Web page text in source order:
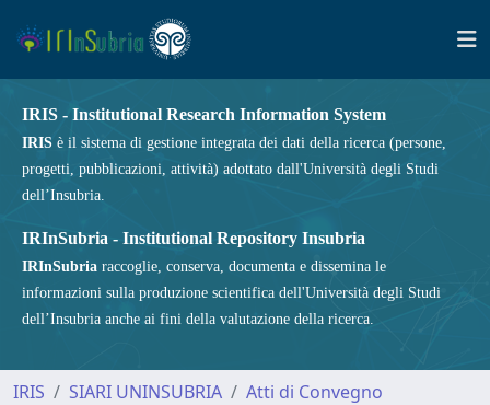
IRIS - Institutional Research Information System
IRIS è il sistema di gestione integrata dei dati della ricerca (persone,
progetti, pubblicazioni, attività) adottato dall'Università degli Studi
dell’Insubria.
IRInSubria - Institutional Repository Insubria
IRInSubria raccoglie, conserva, documenta e dissemina le
informazioni sulla produzione scientifica dell'Università degli Studi
dell’Insubria anche ai fini della valutazione della ricerca.
IRIS SIARI UNINSUBRIA
Atti di Convegno